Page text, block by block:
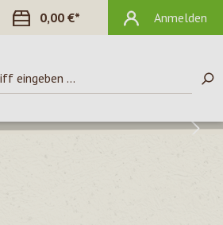
DU HAST 0 PRODUKTE AUF DEM
0,00 €* Anmelden